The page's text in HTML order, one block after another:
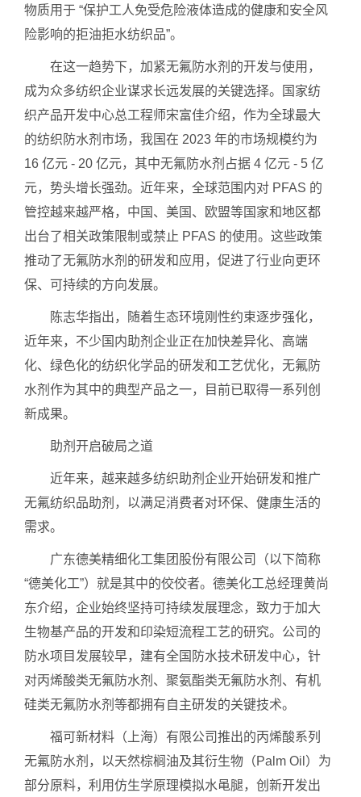
物质用于 “保护工人免受危险液体造成的健康和安全风
险影响的拒油拒水纺织品”。
在这一趋势下，加紧无氟防水剂的开发与使用，
成为众多纺织企业谋求长远发展的关键选择。国家纺
织产品开发中心总工程师宋富佳介绍，作为全球最大
的纺织防水剂市场，我国在 2023 年的市场规模约为
16 亿元 - 20 亿元，其中无氟防水剂占据 4 亿元 - 5 亿
元，势头增长强劲。近年来，全球范围内对 PFAS 的
管控越来越严格，中国、美国、欧盟等国家和地区都
出台了相关政策限制或禁止 PFAS 的使用。这些政策
推动了无氟防水剂的研发和应用，促进了行业向更环
保、可持续的方向发展。
陈志华指出，随着生态环境刚性约束逐步强化，
近年来，不少国内助剂企业正在加快差异化、高端
化、绿色化的纺织化学品的研发和工艺优化，无氟防
水剂作为其中的典型产品之一，目前已取得一系列创
新成果。
助剂开启破局之道
近年来，越来越多纺织助剂企业开始研发和推广
无氟纺织品助剂，以满足消费者对环保、健康生活的
需求。
广东德美精细化工集团股份有限公司（以下简称
“德美化工”）就是其中的佼佼者。德美化工总经理黄尚
东介绍，企业始终坚持可持续发展理念，致力于加大
生物基产品的开发和印染短流程工艺的研究。公司的
防水项目发展较早，建有全国防水技术研发中心，针
对丙烯酸类无氟防水剂、聚氨酯类无氟防水剂、有机
硅类无氟防水剂等都拥有自主研发的关键技术。
福可新材料（上海）有限公司推出的丙烯酸系列
无氟防水剂，以天然棕榈油及其衍生物（Palm Oil）为
部分原料，利用仿生学原理模拟水黾腿，创新开发出